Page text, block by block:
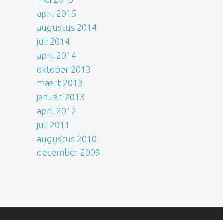
april 2015
augustus 2014
juli 2014
april 2014
oktober 2013
maart 2013
januari 2013
april 2012
juli 2011
augustus 2010
december 2009